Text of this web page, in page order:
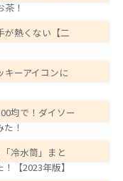
！
が熱くない【二
キーアイコンに
均で！ダイソー
！
冷水筒」まと
【2023年版】